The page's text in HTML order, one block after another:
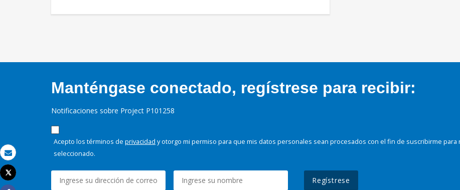
Correo electrónico
Imprimir
Tweet
Manténgase conectado, regístrese para recibir:
Notificaciones sobre Project P101258
Acepto los términos de privacidad y otorgo mi permiso para que mis datos personales sean procesados con el fin de suscribirme
seleccionado.
Regístrese